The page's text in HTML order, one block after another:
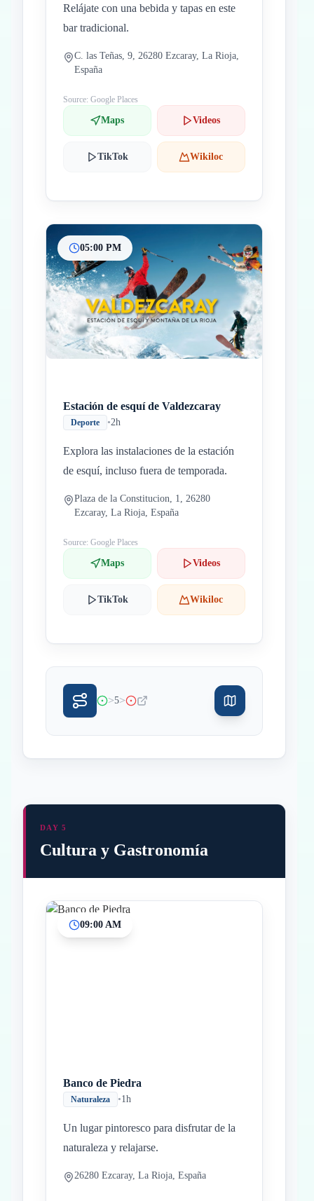
Relájate con una bebida y tapas en este
bar tradicional.
C. las Teñas, 9, 26280 Ezcaray, La Rioja,
España
Source: Google Places
Maps Videos
TikTok Wikiloc
05:00 PM
Estación de esquí de Valdezcaray
Deporte •2h
Explora las instalaciones de la estación
de esquí, incluso fuera de temporada.
Plaza de la Constitucion, 1, 26280
Ezcaray, La Rioja, España
Source: Google Places
Maps Videos
TikTok Wikiloc
>5>
DAY 5
Cultura y Gastronomía
09:00 AM
Banco de Piedra
Naturaleza •1h
Un lugar pintoresco para disfrutar de la
naturaleza y relajarse.
26280 Ezcaray, La Rioja, España